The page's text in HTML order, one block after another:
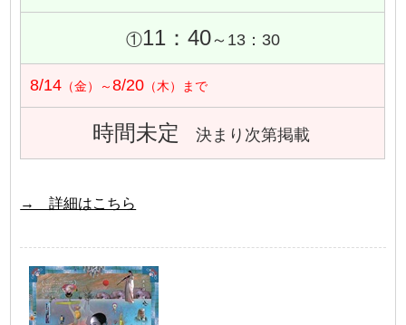
①11：40～13：30
8/14 （金）～8/20 （木）まで
時間未定 決まり次第掲載
→ 詳細はこちら